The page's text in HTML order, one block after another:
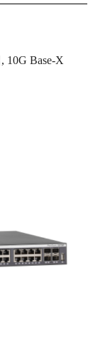
, 10G Base-X